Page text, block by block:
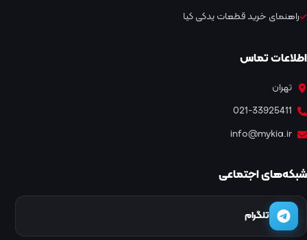
راهنمای خرید قطعات یدکی کیا
اطلاعات تماس
تهران
021-33925411
info@mykia.ir
شبکه‌های اجتماعی
تلگرام